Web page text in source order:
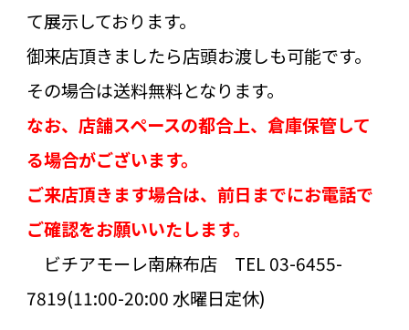
て展示しております。
御来店頂きましたら店頭お渡しも可能です。
その場合は送料無料となります。
なお、店舗スペースの都合上、倉庫保管して
る場合がございます。
ご来店頂きます場合は、前日までにお電話で
ご確認をお願いいたします。
ビチアモーレ南麻布店 TEL 03-6455-
7819(11:00-20:00 水曜日定休)